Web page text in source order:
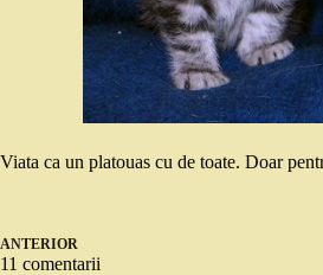
Viata ca un platouas cu de toate. Doar
ANTERIOR
11 comentarii